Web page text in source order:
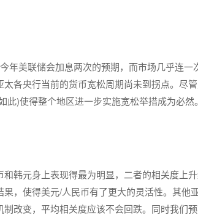
年美联储会加息两次的预期，而市场几乎连一
各央行当前的货币宽松周期尚未到拐点。尽
)使得整个地区进一步实施宽松举措成为必然
韩元身上表现得最为明显，二者的相关度上
，使得美元/人民币有了更大的灵活性。其他
改变，平均相关度应该不会回跌。同时我们